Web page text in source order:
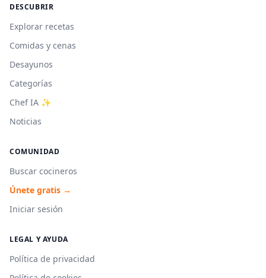
DESCUBRIR
Explorar recetas
Comidas y cenas
Desayunos
Categorías
Chef IA ✨
Noticias
COMUNIDAD
Buscar cocineros
Únete gratis →
Iniciar sesión
LEGAL Y AYUDA
Política de privacidad